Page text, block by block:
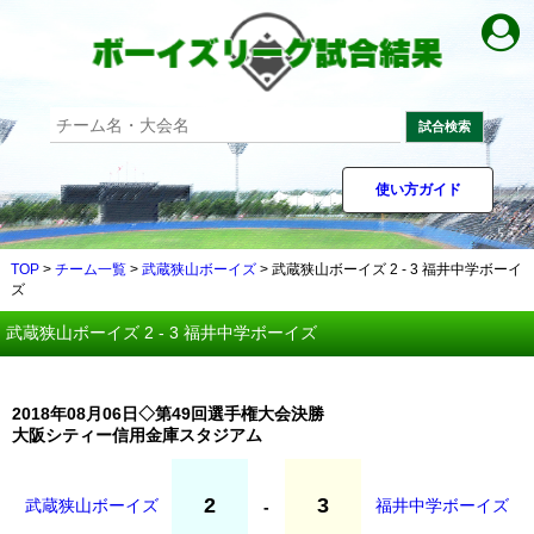
試合検索
使い方ガイド
TOP> チーム一覧> 武蔵狭山ボーイズ> 武蔵狭山ボーイズ 2 - 3 福井中学ボーイ
ズ
武蔵狭山ボーイズ 2 - 3 福井中学ボーイズ
2018年08月06日◇第49回選手権大会決勝
大阪シティー信用金庫スタジアム
武蔵狭山ボーイズ 2 - 3 福井中学ボーイズ